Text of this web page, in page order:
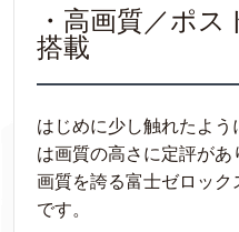
・高画質／ポ
搭載
はじめに少し触れたよう
は画質の高さに定評が
画質を誇る富士ゼロッ
です。